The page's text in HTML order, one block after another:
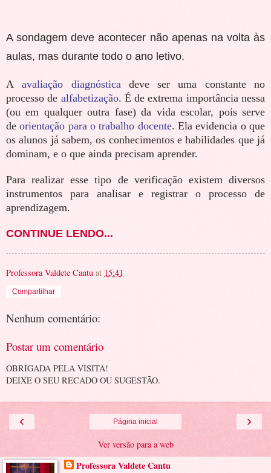
A sondagem deve acontecer não apenas na volta às
aulas, mas durante todo o ano letivo.
Aavaliação diagnóstica deve ser uma constante no
processo de alfabetização. É de extrema importância nessa
(ou em qualquer outra fase) da vida escolar, pois serve
deorientação para o trabalho docente. Ela evidencia o que
os alunos já sabem, os conhecimentos e habilidades que já
dominam, e o que ainda precisam aprender.
Para realizar esse tipo de verificação existem diversos
instrumentos para analisar e registrar o processo de
aprendizagem.
CONTINUE LENDO...
Professora Valdete Cantu at 15:41
Compartilhar
Nenhum comentário:
Postar um comentário
OBRIGADA PELA VISITA!
DEIXE O SEU RECADO OU SUGESTÃO.
‹ ›
Página inicial
Ver versão para a web
Professora Valdete Cantu